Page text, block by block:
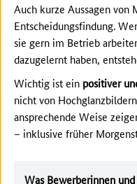
Auch kurze Aussagen
Entscheidungsfindung.
sie gern im Betrieb
dazugelernt haben,
Wichtig ist ein positiver
nicht von
ansprechende Weise
– inklusive früher
Was Bewerberinnen